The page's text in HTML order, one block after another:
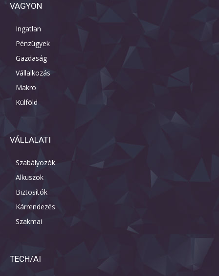
VAGYON
Ingatlan
Pénzügyek
Gazdaság
Vállalkozás
Makro
Külföld
VÁLLALATI
Szabályozók
Alkuszok
Biztosítók
Kárrendezés
Szakmai
TECH/AI